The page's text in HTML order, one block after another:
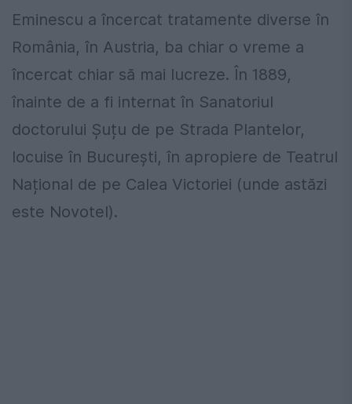
Eminescu a încercat tratamente diverse în
România, în Austria, ba chiar o vreme a
încercat chiar să mai lucreze. În 1889,
înainte de a fi internat în Sanatoriul
doctorului Șuțu de pe Strada Plantelor,
locuise în București, în apropiere de Teatrul
Național de pe Calea Victoriei (unde astăzi
este Novotel).